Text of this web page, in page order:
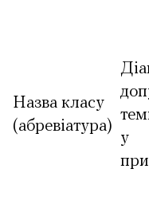
Назва класу
(абревіатура)
у